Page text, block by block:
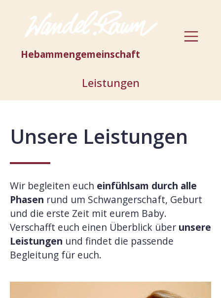
Hebammengemeinschaft
Leistungen
Unsere Leistungen
Wir begleiten euch einfühlsam durch alle
Phasen rund um Schwangerschaft, Geburt
und die erste Zeit mit eurem Baby.
Verschafft euch einen Überblick über unsere
Leistungen und findet die passende
Begleitung für euch.